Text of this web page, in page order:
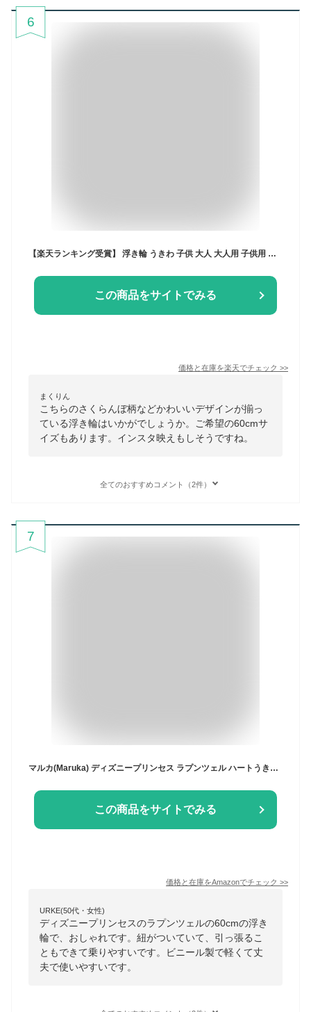
6
【楽天ランキング受賞】 浮き輪 うきわ 子供 大人 大人用 子供用 キッズ さくらんぼ オリーブ ストライプ フロート 60cm 70cm 80cm 90cm おしゃれ 浮き輪 かわいい 海水浴 海 ビーチ プール ビーチグッズ 男の子 女の子 お揃い 水遊び インスタ
この商品をサイトでみる
価格と在庫を楽天でチェック >>
まくりん
こちらのさくらんぼ柄などかわいいデザインが揃っ
ている浮き輪はいかがでしょうか。ご希望の60cmサ
イズもあります。インスタ映えもしそうですね。
全てのおすすめコメント（2件）
7
マルカ(Maruka) ディズニープリンセス ラプンツェル ハートうきわ 60cm 水遊び プール 海水浴 195450
この商品をサイトでみる
価格と在庫をAmazonでチェック >>
URKE(50代・女性)
ディズニープリンセスのラプンツェルの60cmの浮き
輪で、おしゃれです。紐がついていて、引っ張るこ
ともできて乗りやすいです。ビニール製で軽くて丈
夫で使いやすいです。